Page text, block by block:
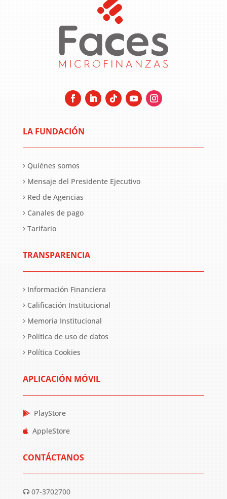
LA FUNDACIÓN
Quiénes somos
Mensaje del Presidente Ejecutivo
Red de Agencias
Canales de pago
Tarifario
TRANSPARENCIA
Información Financiera
Calificación Institucional
Memoria Institucional
Política de uso de datos
Política Cookies
APLICACIÓN MÓVIL
PlayStore
AppleStore
CONTÁCTANOS
07-3702700